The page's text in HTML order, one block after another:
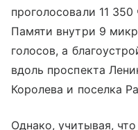
проголосовали 11
Памяти внутри 9
голосов, а
вдоль проспекта
Королева и поселка
Однако, учитывая,